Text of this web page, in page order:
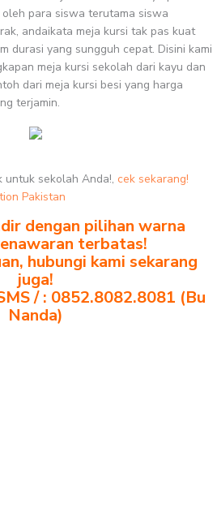
para siswa terutama siswa
andaikata meja kursi tak pas kuat
durasi yang sungguh cepat. Disini kami
meja kursi sekolah dari kayu dan
dari meja kursi besi yang harga
terjamin.
untuk sekolah Anda!, cek sekarang!
Pakistan
dengan pilihan warna
terbatas!
hubungi kami sekarang
juga!
/ : 0852.8082.8081 (Bu
Nanda)